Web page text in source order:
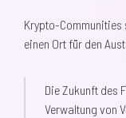
Krypto-Communities
einen Ort für den
Die Zukunft des
Verwaltung von